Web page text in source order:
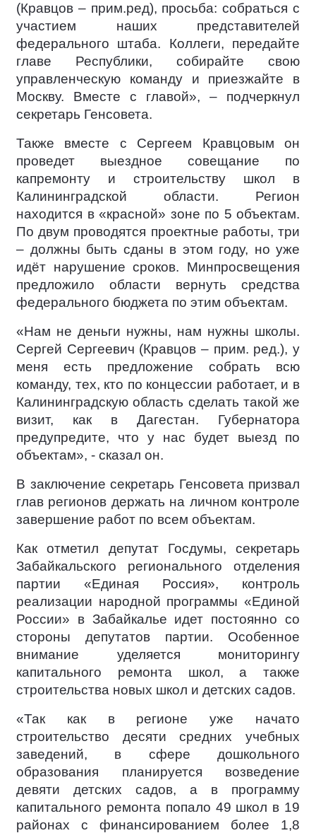
(Кравцов – прим.ред), просьба: собраться с
участием наших представителей
федерального штаба. Коллеги, передайте
главе Республики, собирайте свою
управленческую команду и приезжайте в
Москву. Вместе с главой», – подчеркнул
секретарь Генсовета.
Также вместе с Сергеем Кравцовым он
проведет выездное совещание по
капремонту и строительству школ в
Калининградской области. Регион
находится в «красной» зоне по 5 объектам.
По двум проводятся проектные работы, три
– должны быть сданы в этом году, но уже
идёт нарушение сроков. Минпросвещения
предложило области вернуть средства
федерального бюджета по этим объектам.
«Нам не деньги нужны, нам нужны школы.
Сергей Сергеевич (Кравцов – прим. ред.), у
меня есть предложение собрать всю
команду, тех, кто по концессии работает, и в
Калининградскую область сделать такой же
визит, как в Дагестан. Губернатора
предупредите, что у нас будет выезд по
объектам», - сказал он.
В заключение секретарь Генсовета призвал
глав регионов держать на личном контроле
завершение работ по всем объектам.
Как отметил депутат Госдумы, секретарь
Забайкальского регионального отделения
партии «Единая Россия», контроль
реализации народной программы «Единой
России» в Забайкалье идет постоянно со
стороны депутатов партии. Особенное
внимание уделяется мониторингу
капитального ремонта школ, а также
строительства новых школ и детских садов.
«Так как в регионе уже начато
строительство десяти средних учебных
заведений, в сфере дошкольного
образования планируется возведение
девяти детских садов, а в программу
капитального ремонта попало 49 школ в 19
районах с финансированием более 1,8